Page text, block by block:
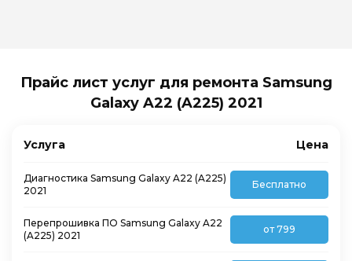
Прайс лист услуг для ремонта Samsung
Galaxy A22 (A225) 2021
Услуга Цена
Диагностика Samsung Galaxy A22 (A225)
2021
Бесплатно
Перепрошивка ПО Samsung Galaxy A22
(A225) 2021
от 799